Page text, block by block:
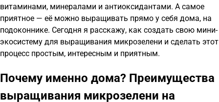
витаминами, минералами и антиоксидантами. А самое
приятное — её можно выращивать прямо у себя дома, на
подоконнике. Сегодня я расскажу, как создать свою мини-
экосистему для выращивания микрозелени и сделать этот
процесс простым, интересным и приятным.
Почему именно дома? Преимущества
выращивания микрозелени на